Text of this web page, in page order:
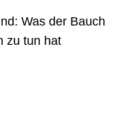
Was der Bauch
zu tun hat